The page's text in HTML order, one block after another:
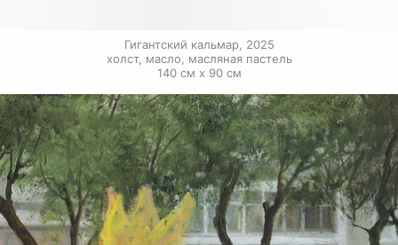
Гигантский кальмар, 2025
холст, масло, масляная пастель
140 см х 90 см